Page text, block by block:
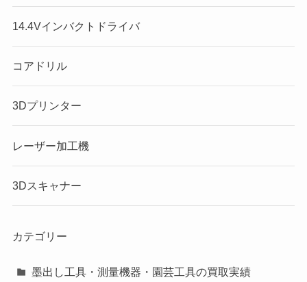
14.4Vインバクトドライバ
コアドリル
3Dプリンター
レーザー加工機
3Dスキャナー
カテゴリー
墨出し工具・測量機器・園芸工具の買取実績